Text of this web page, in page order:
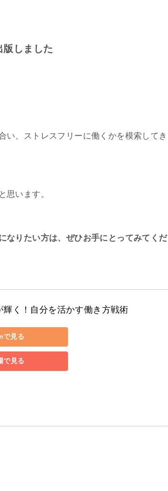
しました
い、ストレスフリーに働くかを模索してき
思います。
なりたい方は、ぜひお手にとってみてくだ
輝く！自分を活かす働き方戦術
で見る
で見る